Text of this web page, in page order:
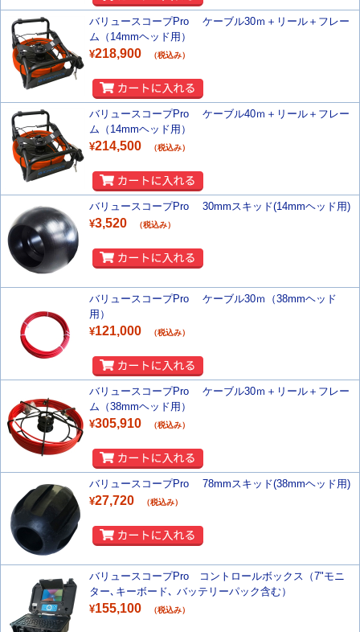
バリュースコープPro ケーブル30ｍ＋リール＋フレー
ム（14mmヘッド用）
¥218,900 （税込み）
バリュースコープPro ケーブル40ｍ＋リール＋フレー
ム（14mmヘッド用）
¥214,500 （税込み）
バリュースコープPro 30mmスキッド(14mmヘッド用)
¥3,520 （税込み）
バリュースコープPro ケーブル30ｍ（38mmヘッド
用）
¥121,000 （税込み）
バリュースコープPro ケーブル30ｍ＋リール＋フレー
ム（38mmヘッド用）
¥305,910 （税込み）
バリュースコープPro 78mmスキッド(38mmヘッド用)
¥27,720 （税込み）
バリュースコープPro コントロールボックス（7"モニ
ター､キーボード､ バッテリーパック含む）
¥155,100 （税込み）